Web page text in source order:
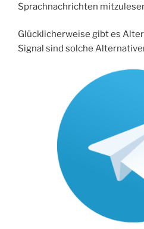
Sprachnachrichten
Glücklicherweise gibt es
Signal sind solche